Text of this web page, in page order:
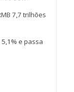
7,7 trilhões
e passa